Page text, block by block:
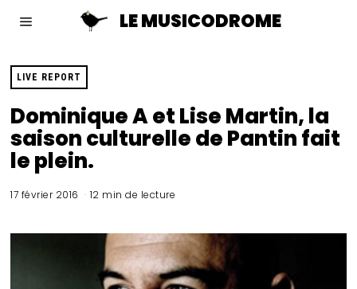
LE MUSICODROME
LIVE REPORT
Dominique A et Lise Martin, la
saison culturelle de Pantin fait
le plein.
17 février 2016 12 min de lecture